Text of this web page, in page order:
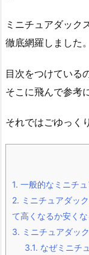
ミニチュアダック
徹底網羅しました。
目次をつけている
そこに飛んで参考
それではごゆっく
1. 一般的なミニチ
2. ミニチュアダッ
て高くなるか安く
3. ミニチュアダッ
3.1. なぜミニチ